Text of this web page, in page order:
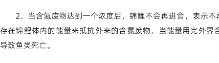
2、当含氮废物达到一个浓度后，锦鲤不会再进食，表示
存在锦鲤体内的能量来抵抗外来的含氮废物，当能量用完外
导致鱼类死亡。